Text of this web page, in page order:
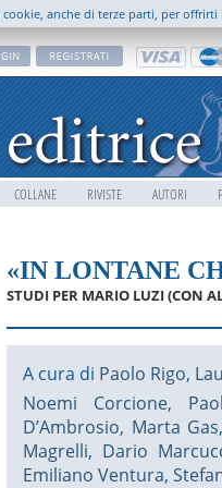
COLLANE RIVISTE AUTORI
«IN LONTANE
STUDI PER MARIO LUZI (CON
A cura di Paolo Rigo,
Noemi Corcione,
D’Ambrosio, Marta Gas
Magrelli, Dario
Emiliano Ventura,
anche di terze parti, per